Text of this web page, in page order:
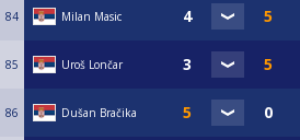
84 Milan Masic
85 Uroš Lončar
86 Dušan Bračika